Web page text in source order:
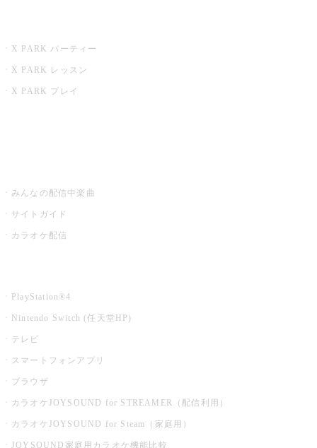
X PARK パーティー
X PARK レッスン
X PARK プレイ
みんなの配信中楽曲
サイトガイド
カラオケ配信
PlayStation®4
Nintendo Switch (任天堂HP)
テレビ
スマートフォンアプリ
ブラウザ
カラオケJOYSOUND for STREAMER（配信利用）
カラオケJOYSOUND for Steam（家庭用）
JOYSOUND家庭用カラオケ機能比較